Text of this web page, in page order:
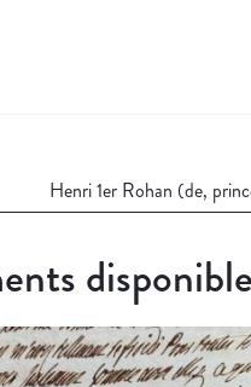
Henri 1er Rohan (de,